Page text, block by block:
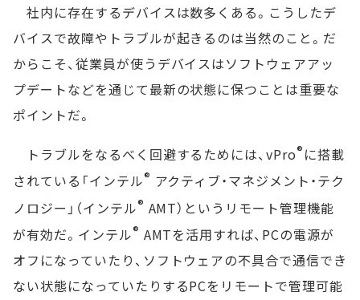
社内に存在するデバイスは数多くある。こうしたデ
バイスで故障やトラブルが起きるのは当然のこと。だ
からこそ、従業員が使うデバイスはソフトウェアアッ
プデートなどを通じて最新の状態に保つことは重要な
ポイントだ。
トラブルをなるべく回避するためには、vPro® に搭載
されている「インテル® アクティブ・マネジメント・テク
ノロジー」（インテル® AMT）というリモート管理機能
が有効だ。インテル® AMTを活用すれば、PCの電源が
オフになっていたり、ソフトウェアの不具合で通信でき
ない状態になっていたりするPCをリモートで管理可能